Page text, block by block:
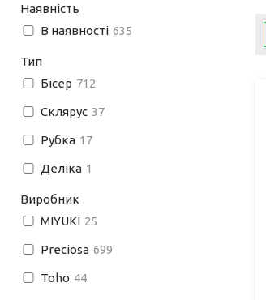
Наявність
В наявності 635
Тип
Бісер 712
Склярус 37
Рубка 17
Деліка 1
Виробник
MIYUKI 25
Preciosa 699
Toho 44